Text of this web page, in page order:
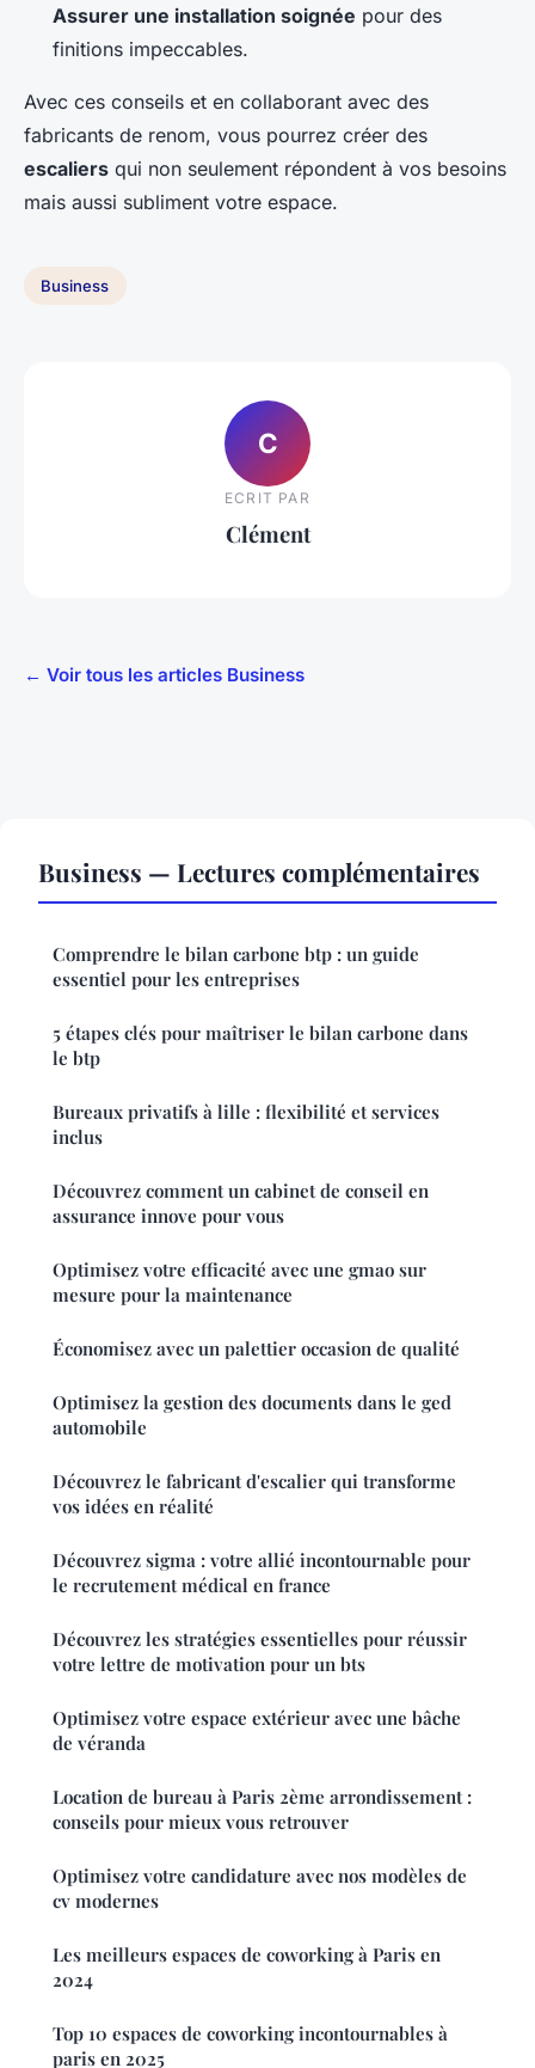
Assurer une installation soignée pour des
finitions impeccables.
Avec ces conseils et en collaborant avec des
fabricants de renom, vous pourrez créer des
escaliers qui non seulement répondent à vos besoins
mais aussi subliment votre espace.
Business
C
ECRIT PAR
Clément
← Voir tous les articles Business
Business — Lectures complémentaires
Comprendre le bilan carbone btp : un guide
essentiel pour les entreprises
5 étapes clés pour maîtriser le bilan carbone dans
le btp
Bureaux privatifs à lille : flexibilité et services
inclus
Découvrez comment un cabinet de conseil en
assurance innove pour vous
Optimisez votre efficacité avec une gmao sur
mesure pour la maintenance
Économisez avec un palettier occasion de qualité
Optimisez la gestion des documents dans le ged
automobile
Découvrez le fabricant d'escalier qui transforme
vos idées en réalité
Découvrez sigma : votre allié incontournable pour
le recrutement médical en france
Découvrez les stratégies essentielles pour réussir
votre lettre de motivation pour un bts
Optimisez votre espace extérieur avec une bâche
de véranda
Location de bureau à Paris 2ème arrondissement :
conseils pour mieux vous retrouver
Optimisez votre candidature avec nos modèles de
cv modernes
Les meilleurs espaces de coworking à Paris en
2024
Top 10 espaces de coworking incontournables à
paris en 2025